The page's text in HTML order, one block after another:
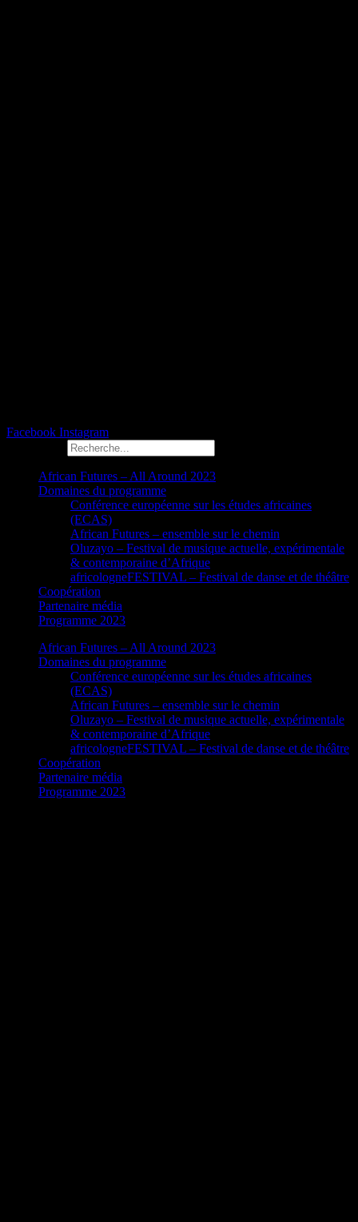
Facebook Instagram
African Futures – All Around 2023
Domaines du programme
Conférence européenne sur les études africaines
(ECAS)
African Futures – ensemble sur le chemin
Oluzayo – Festival de musique actuelle, expérimentale
& contemporaine d’Afrique
africologneFESTIVAL – Festival de danse et de théâtre
Coopération
Partenaire média
Programme 2023
African Futures – All Around 2023
Domaines du programme
Conférence européenne sur les études africaines
(ECAS)
African Futures – ensemble sur le chemin
Oluzayo – Festival de musique actuelle, expérimentale
& contemporaine d’Afrique
africologneFESTIVAL – Festival de danse et de théâtre
Coopération
Partenaire média
Programme 2023